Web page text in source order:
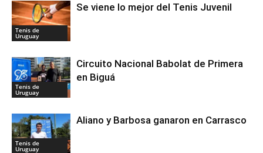
Tenis de
Uruguay
Se viene lo mejor del Tenis Juvenil
Tenis de
Uruguay
Circuito Nacional Babolat de Primera
en Biguá
Tenis de
Uruguay
Aliano y Barbosa ganaron en Carrasco